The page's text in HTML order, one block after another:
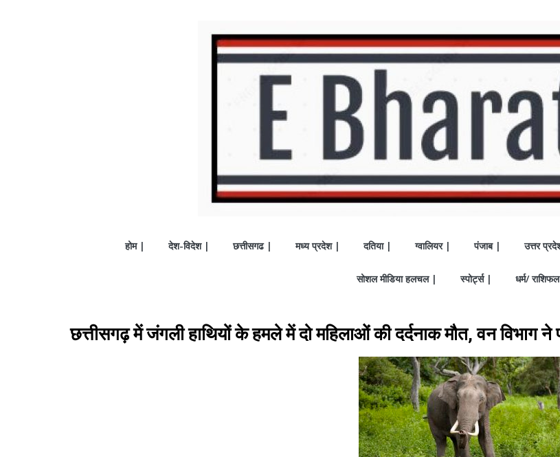
होम | देश-विदेश | छत्तीसगढ | मध्य प्रदेश | दतिया | ग्वालियर | पंजाब | उत्तर
सोशल मीडिया हलचल | स्पोर्ट्स | धर्म/
छत्तीसगढ़ में जंगली हाथियों के हमले में दो महिलाओं की दर्दनाक मौत, वन विभाग ने